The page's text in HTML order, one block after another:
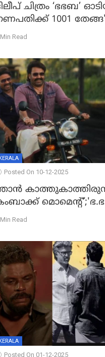
ചിത്രം ‘ഭഭബ’
1001
Read
Posted On 10-12-2025
Read
Posted On 01-12-2025